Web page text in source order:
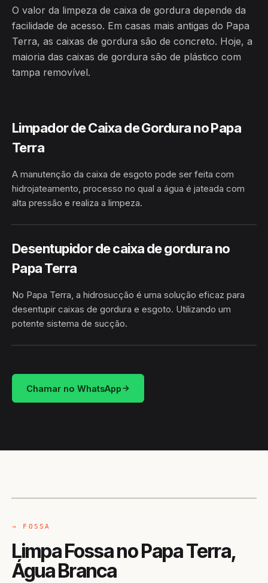
O valor da limpeza de caixa de gordura depende da
facilidade de acesso. Em casas mais antigas do Papa
Terra, as caixas de gordura são de concreto. Hoje, a
maioria das caixas de gordura são de plástico com
tampa removível.
Limpador de Caixa de Gordura no Papa
Terra
A manutenção da caixa de esgoto pode ser feita com
hidrojateamento, processo no qual a água é jateada com
alta pressão e realiza a limpeza.
HIDROJATEAMENTO PAPA TERRA · ÁGUA BRANCA/AL
Desentupidor de caixa de gordura no
Papa Terra
No Papa Terra, a hidrosucção é uma solução eficaz para
desentupir caixas de gordura e esgoto. Utilizando um
potente sistema de sucção.
HIDROSUCÇÃO PAPA TERRA · ÁGUA BRANCA/AL
Chamar no WhatsApp
→ FOSSA
Limpa Fossa no Papa Terra,
Água Branca